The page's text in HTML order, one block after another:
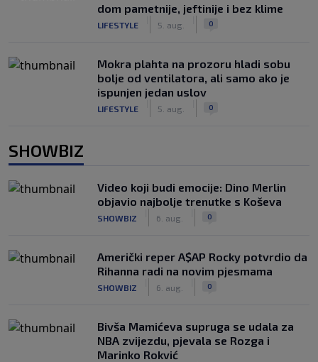
dom pametnije, jeftinije i bez klime
LIFESTYLE 5. aug. 0
Mokra plahta na prozoru hladi sobu
bolje od ventilatora, ali samo ako je
ispunjen jedan uslov
LIFESTYLE 5. aug. 0
SHOWBIZ
Video koji budi emocije: Dino Merlin
objavio najbolje trenutke s Koševa
SHOWBIZ 6. aug. 0
Američki reper A$AP Rocky potvrdio da
Rihanna radi na novim pjesmama
SHOWBIZ 6. aug. 0
Bivša Mamićeva supruga se udala za
NBA zvijezdu, pjevala se Rozga i
Marinko Rokvić